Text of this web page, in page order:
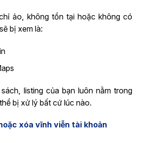
ảo, không tồn tại hoặc không có
bị xem là:
listing của bạn luôn nằm trong
bị xử lý bất cứ lúc nào.
xóa vĩnh viễn tài khoản